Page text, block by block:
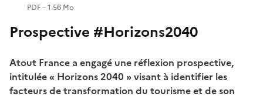
PDF – 1.56 Mo
Prospective #Horizons2040
Atout France a engagé une réflexion prospective,
intitulée « Horizons 2040 » visant à identifier les
facteurs de transformation du tourisme et de son